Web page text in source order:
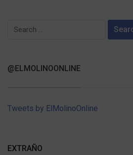
Search
@ELMOLINOONLINE
Tweets by ElMolinoOnline
EXTRAÑO